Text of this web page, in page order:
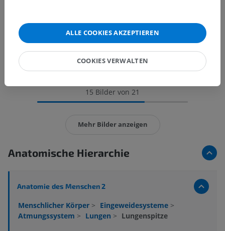
15 Bilder von 21
Mehr Bilder anzeigen
Anatomische Hierarchie
Anatomie des Menschen 2
Menschlicher Körper > Eingeweidesysteme >
Atmungssystem > Lungen > Lungenspitze
ALLE COOKIES AKZEPTIEREN
COOKIES VERWALTEN